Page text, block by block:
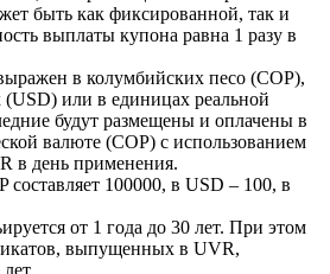
если размещается на срок
если размещается на срок больше
быть как фиксированной, так и
выплаты купона равна 1 разу в
в колумбийских песо (COP),
(USD) или в единицах реальной
будут размещены и оплачены в
валюте (COP) с использованием
в день применения.
100000, в USD – 100, в